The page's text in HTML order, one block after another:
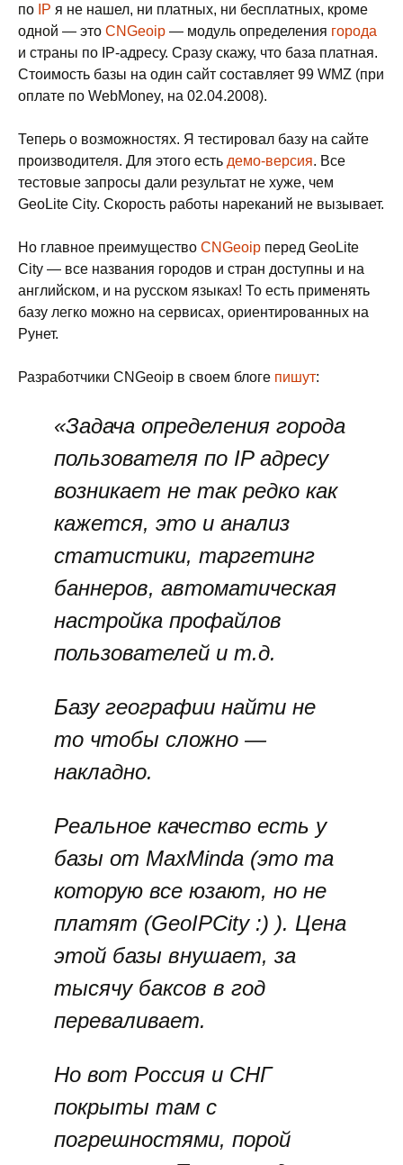
по IP я не нашел, ни платных, ни бесплатных, кроме
одной — это CNGeoip — модуль определения города
и страны по IP-адресу. Сразу скажу, что база платная.
Стоимость базы на один сайт составляет 99 WMZ (при
оплате по WebMoney, на 02.04.2008).
Теперь о возможностях. Я тестировал базу на сайте
производителя. Для этого есть демо-версия. Все
тестовые запросы дали результат не хуже, чем
GeoLite City. Скорость работы нареканий не вызывает.
Но главное преимущество CNGeoip перед GeoLite
City — все названия городов и стран доступны и на
английском, и на русском языках! То есть применять
базу легко можно на сервисах, ориентированных на
Рунет.
Разработчики CNGeoip в своем блоге пишут:
«Задача определения города
пользователя по IP адресу
возникает не так редко как
кажется, это и анализ
статистики, таргетинг
баннеров, автоматическая
настройка профайлов
пользователей и т.д.
Базу географии найти не
то чтобы сложно —
накладно.
Реальное качество есть у
базы от MaxMinda (это та
которую все юзают, но не
платят (GeoIPCity :) ). Цена
этой базы внушает, за
тысячу баксов в год
переваливает.
Но вот Россия и СНГ
покрыты там с
погрешностями, порой